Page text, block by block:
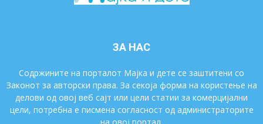
ЗА НАС
Содржините на порталот Мајка и дете се заштитени со
Законот за авторски права. За секоја форма на користење на
делови од овој веб сајт или цели статии за комерцијални
цели, потребна е писмена согласност од администраторите